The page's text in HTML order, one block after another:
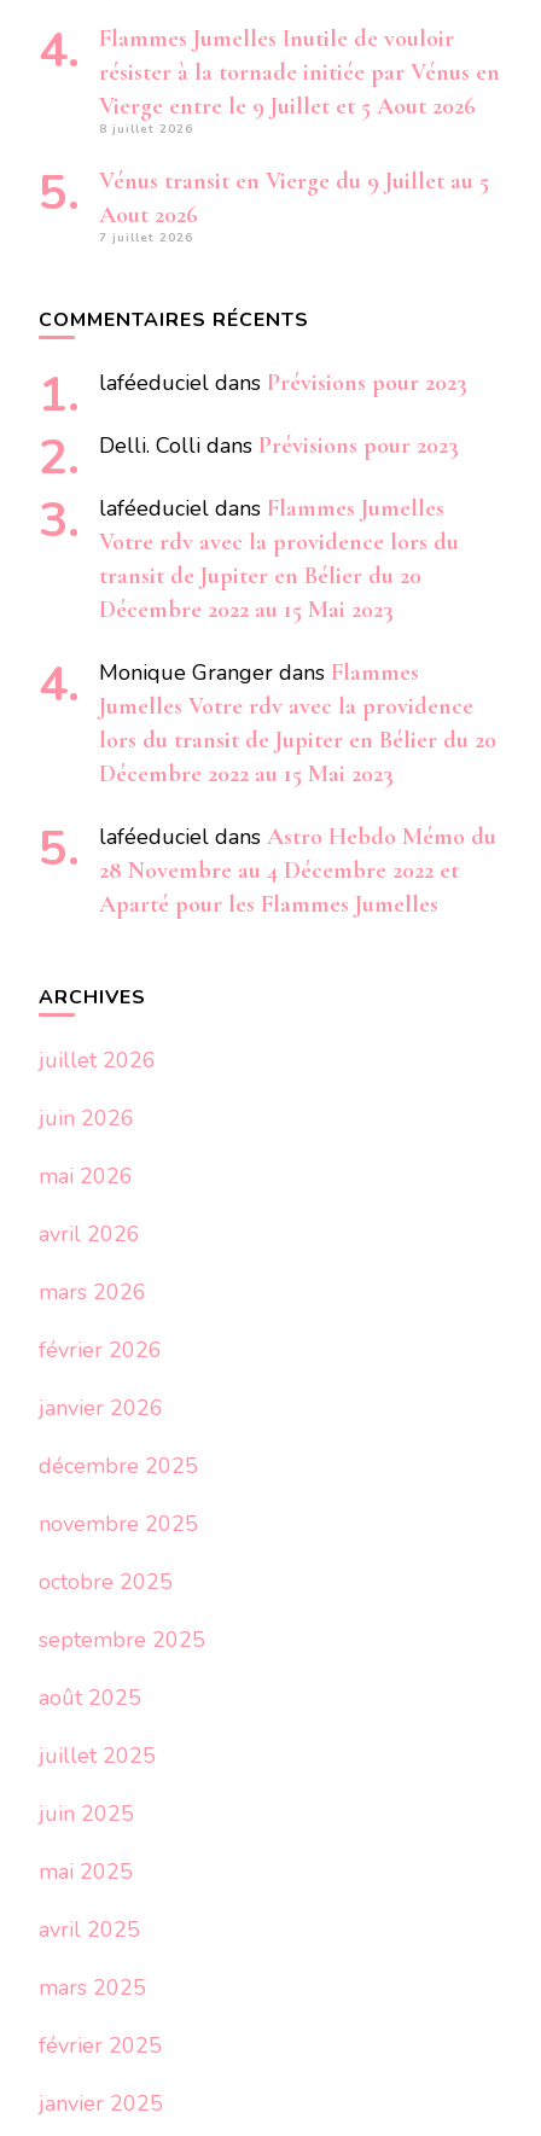
Flammes Jumelles Inutile de vouloir
résister à la tornade initiée par Vénus en
Vierge entre le 9 Juillet et 5 Aout 2026
8 juillet 2026
Vénus transit en Vierge du 9 Juillet au 5
Aout 2026
7 juillet 2026
COMMENTAIRES RÉCENTS
laféeduciel dans Prévisions pour 2023
Delli. Colli dans Prévisions pour 2023
laféeduciel dans Flammes Jumelles
Votre rdv avec la providence lors du
transit de Jupiter en Bélier du 20
Décembre 2022 au 15 Mai 2023
Monique Granger dans Flammes
Jumelles Votre rdv avec la providence
lors du transit de Jupiter en Bélier du 20
Décembre 2022 au 15 Mai 2023
laféeduciel dans Astro Hebdo Mémo du
28 Novembre au 4 Décembre 2022 et
Aparté pour les Flammes Jumelles
ARCHIVES
juillet 2026
juin 2026
mai 2026
avril 2026
mars 2026
février 2026
janvier 2026
décembre 2025
novembre 2025
octobre 2025
septembre 2025
août 2025
juillet 2025
juin 2025
mai 2025
avril 2025
mars 2025
février 2025
janvier 2025